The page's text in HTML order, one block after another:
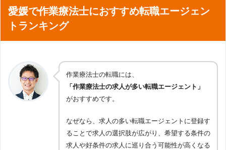
愛媛で作業療法士におすすめ転職エージェン
トランキング
作業療法士の転職には、
「作業療法士の求人が多い転職エージェント」
がおすすめです。
なぜなら、求人の多い転職エージェントに登録す
ることで求人の選択肢が広がり、希望する条件の
求人や好条件の求人に巡り合う可能性が高くなる